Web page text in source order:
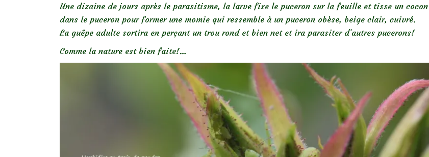
Une dizaine de jours après le parasitisme, la larve fixe le puceron sur la feuille et tisse un cocon
dans le puceron pour former une momie qui ressemble à un puceron obèse, beige clair, cuivré.
La guêpe adulte sortira en perçant un trou rond et bien net et ira parasiter d’autres pucerons!
Comme la nature est bien faite!…